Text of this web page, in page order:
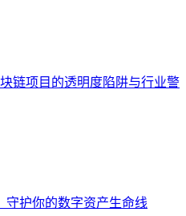
链项目的透明度陷阱与行业警
守护你的数字资产生命线